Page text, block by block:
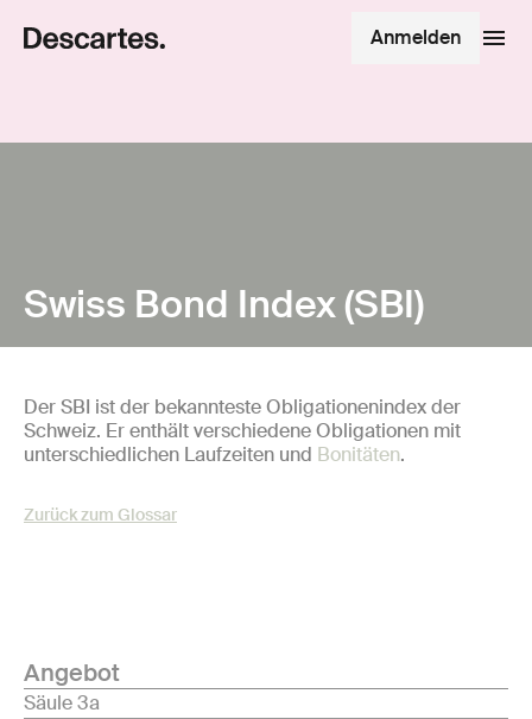
Anmelden
Swiss Bond Index (SBI)
Der SBI ist der bekannteste Obligationenindex der
Schweiz. Er enthält verschiedene Obligationen mit
unterschiedlichen Laufzeiten und Bonitäten.
Zurück zum Glossar
Angebot
Säule 3a